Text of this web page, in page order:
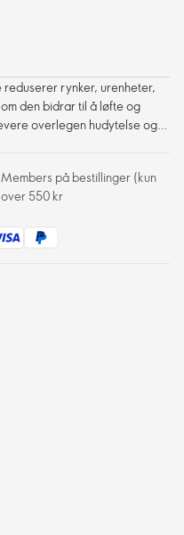
rynker, urenheter,
den bidrar til å løfte og
overlegen hudytelse og
på bestillinger (kun
550 kr